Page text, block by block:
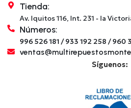
Tienda:
Av. Iquitos 116, Int. 231 - la
Números:
996 526 181 / 933 192 258 / 960
Síguenos: